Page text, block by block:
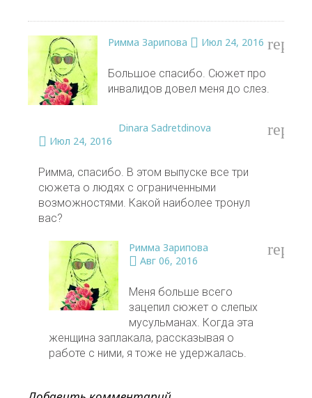
Римма Зарипова Июл 24, 2016
Большое спасибо. Сюжет про
инвалидов довел меня до слез.
reply
Dinara Sadretdinova
Июл 24, 2016
Римма, спасибо. В этом выпуске все три
сюжета о людях с ограниченными
возможностями. Какой наиболее тронул
вас?
reply
Римма Зарипова
Авг 06, 2016
Меня больше всего
зацепил сюжет о слепых
мусульманах. Когда эта
женщина заплакала, рассказывая о
работе с ними, я тоже не удержалась.
reply